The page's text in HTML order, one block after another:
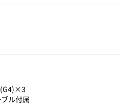
(G4)×3
ル付属